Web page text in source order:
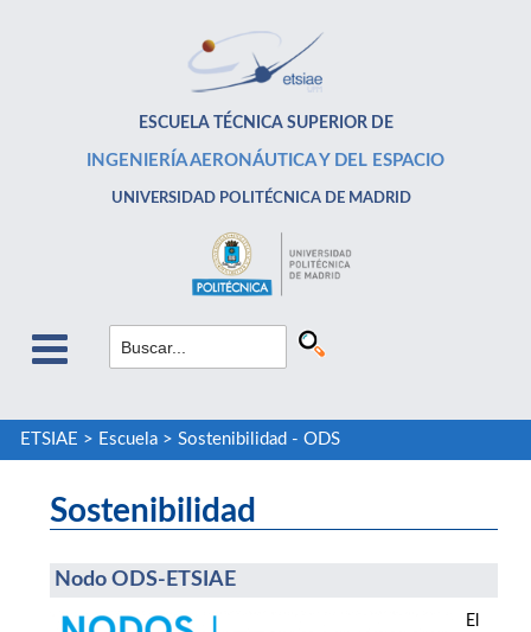
ESCUELA TÉCNICA SUPERIOR DE
INGENIERÍA AERONÁUTICA Y DEL ESPACIO
UNIVERSIDAD POLITÉCNICA DE MADRID
ETSIAE > Escuela> Sostenibilidad - ODS
Sostenibilidad
Nodo ODS-ETSIAE
El